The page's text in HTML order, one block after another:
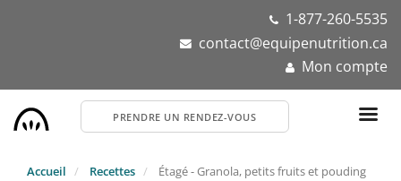
1-877-260-5535
contact@equipenutrition.ca
Mon compte
PRENDRE UN RENDEZ-VOUS
Accueil Recettes Étagé - Granola, petits fruits et pouding